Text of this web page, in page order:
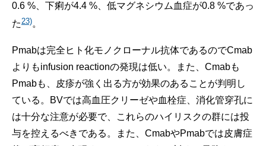
0.6 %、下痢が4.4 %、低マグネシウム血症が0.8 %であっ
た 23)。
Pmabは完全ヒト化モノクローナル抗体であるのでCmab
よりもinfusion reactionの発現は低い。また、Cmabも
Pmabも、皮疹が強く出る方が効果のあることが判明し
ている。BVでは高血圧クリーゼや血栓症、消化管穿孔に
は十分な注意が必要で、これらのハイリスクの群には投
与を控えるべきである。また、CmabやPmabでは皮膚症